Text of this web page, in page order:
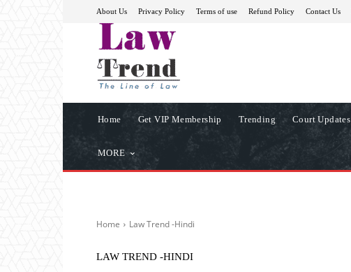
About Us Privacy Policy Terms of use Refund Policy Contact Us
Home Get VIP Membership Trending Court Updates
MORE
Home Law Trend -Hindi
LAW TREND -HINDI